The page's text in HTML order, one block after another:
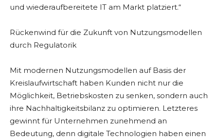
und wiederaufbereitete IT am Markt platziert.“
Rückenwind für die Zukunft von Nutzungsmodellen
durch Regulatorik
Mit modernen Nutzungsmodellen auf Basis der
Kreislaufwirtschaft haben Kunden nicht nur die
Möglichkeit, Betriebskosten zu senken, sondern auch
ihre Nachhaltigkeitsbilanz zu optimieren. Letzteres
gewinnt für Unternehmen zunehmend an
Bedeutung, denn digitale Technologien haben einen